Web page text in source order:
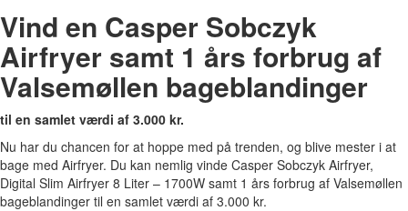
Vind en Casper Sobczyk
Airfryer samt 1 års forbrug af
Valsemøllen bageblandinger
til en samlet værdi af 3.000 kr.
Nu har du chancen for at hoppe med på trenden, og blive mester i at
bage med Airfryer. Du kan nemlig vinde Casper Sobczyk Airfryer,
Digital Slim Airfryer 8 Liter – 1700W samt 1 års forbrug af Valsemøllen
bageblandinger til en samlet værdi af 3.000 kr.